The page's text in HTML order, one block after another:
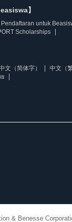
】
Pendaftaran untuk
Scholarships
文（简体字） 中文（
& Benesse